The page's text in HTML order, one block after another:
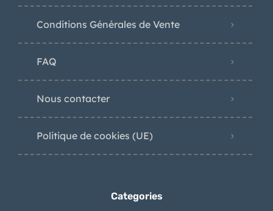
Conditions Générales de Vente
FAQ
Nous contacter
Politique de cookies (UE)
Categories